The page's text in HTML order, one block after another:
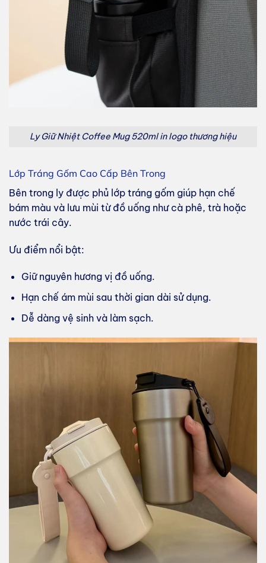
Ly Giữ Nhiệt Coffee Mug 520ml in logo thương hiệu
Lớp Tráng Gốm Cao Cấp Bên Trong
Bên trong ly được phủ lớp tráng gốm giúp hạn chế
bám màu và lưu mùi từ đồ uống như cà phê, trà hoặc
nước trái cây.
Ưu điểm nổi bật:
Giữ nguyên hương vị đồ uống.
Hạn chế ám mùi sau thời gian dài sử dụng.
Dễ dàng vệ sinh và làm sạch.